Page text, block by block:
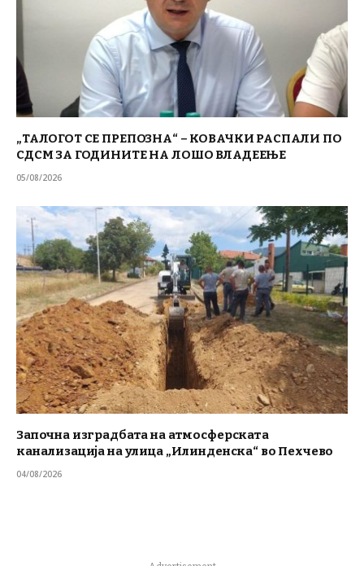
„ТАЛОГОТ СЕ ПРЕПОЗНА“ – КОВАЧКИ РАСПАЛИ ПО
СДСМ ЗА ГОДИНИТЕ НА ЛОШО ВЛАДЕЕЊЕ
05/08/2026
Започна изградбата на атмосферската
канализација на улица „Илинденска“ во Пехчево
04/08/2026